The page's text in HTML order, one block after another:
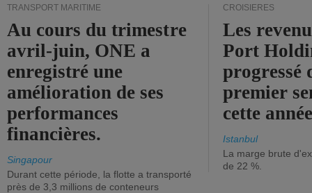
TRANSPORT MARITIME
Au cours du trimestre
avril-juin, ONE a
enregistré une
amélioration de ses
performances
financières.
Singapour
Durant cette période, la flotte a transporté
près de 3,3 millions de conteneurs
CROISIÈRES
Les
Port
progressé
premier
cette
Istanbul
La marge brute
de 22 %.